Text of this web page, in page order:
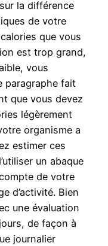
la différence
de votre
que vous
est trop grand,
vous
paragraphe fait
que vous devez
légèrement
organisme a
estimer ces
un abaque
de votre
d’activité. Bien
une évaluation
de façon à
journalier